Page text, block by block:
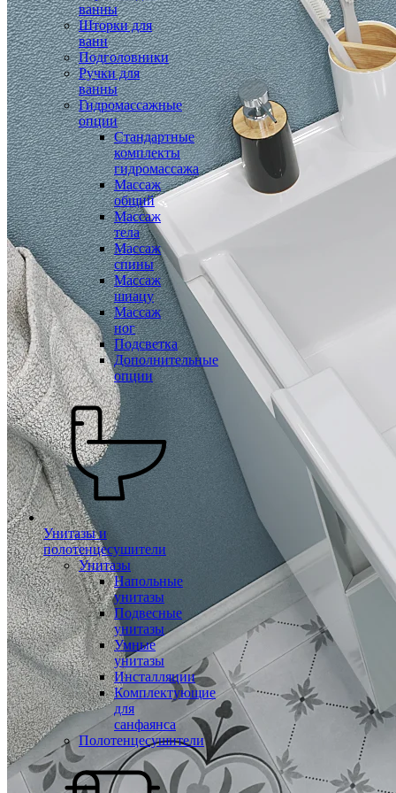
ванны
Шторки для
ванн
Подголовники
Ручки для
ванны
Гидромассажные
опции
Стандартные
комплекты
гидромассажа
Массаж
общий
Массаж
тела
Массаж
спины
Массаж
шиацу
Массаж
ног
Подсветка
Дополнительные
опции
Унитазы и
полотенцесушители
Унитазы
Напольные
унитазы
Подвесные
унитазы
Умные
унитазы
Инсталляции
Комплектующие
для
санфаянса
Полотенцесушители